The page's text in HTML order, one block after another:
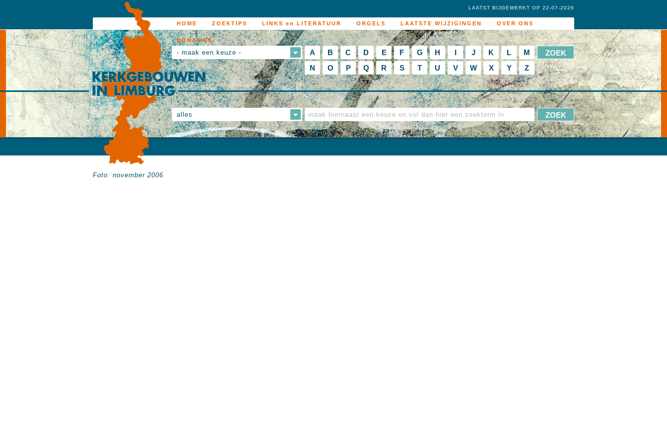
HOME ZOEKTIPS LINKS en LITERATUUR ORGELS LAATSTE WIJZIGINGEN OVER ONS
DONATIES
LAATST BIJGEWERKT OP 22-07-2026
- maak een keuze - A B C D E F G H I J K L
M
N
O P Q R S T U V W X Y Z
alles
Foto: november 2006